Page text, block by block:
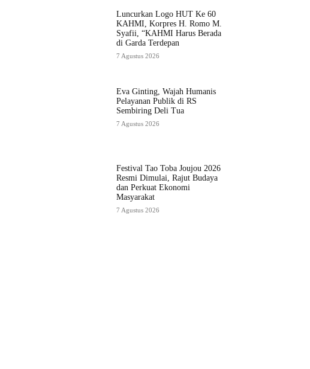
Luncurkan Logo HUT Ke 60
KAHMI, Korpres H. Romo M.
Syafii, “KAHMI Harus Berada
di Garda Terdepan
7 Agustus 2026
Eva Ginting, Wajah Humanis
Pelayanan Publik di RS
Sembiring Deli Tua
7 Agustus 2026
Festival Tao Toba Joujou 2026
Resmi Dimulai, Rajut Budaya
dan Perkuat Ekonomi
Masyarakat
7 Agustus 2026